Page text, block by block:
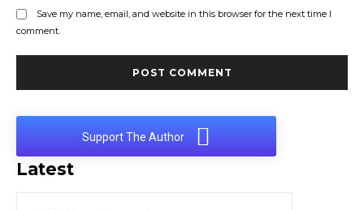
Save my name, email, and website in this browser for the next time I
comment.
Support The Author
Latest